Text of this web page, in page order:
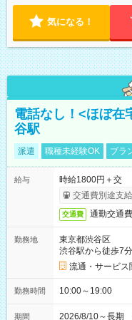
気になる！
電話なし！<ほぼ在
谷駅
派遣 職種未経験OK ブラ
給与
時給1800円＋交
交通費別途支
交通費 通勤交通
勤務地
東京都渋谷区
渋谷駅から徒歩7分
流通・サービス
勤務時間 10:00～19:00
期間 2026/8/10～長期